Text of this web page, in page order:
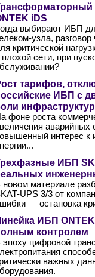
iDS
выбирают ИБП
узла,
критической
плохой сети, при
тарифов,
ИБП с
фоне роста
интерес к
ИБП
новом материале
UPS 3/3 от
— остановка
ИБП ONTEK
контролем
эпоху цифровой
важных